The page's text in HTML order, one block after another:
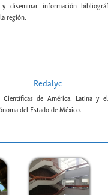
diseminar información
región.
Redalyc
Científicas de América. Latina y
del Estado de México.